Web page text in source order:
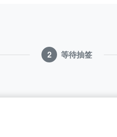
2 等待抽签